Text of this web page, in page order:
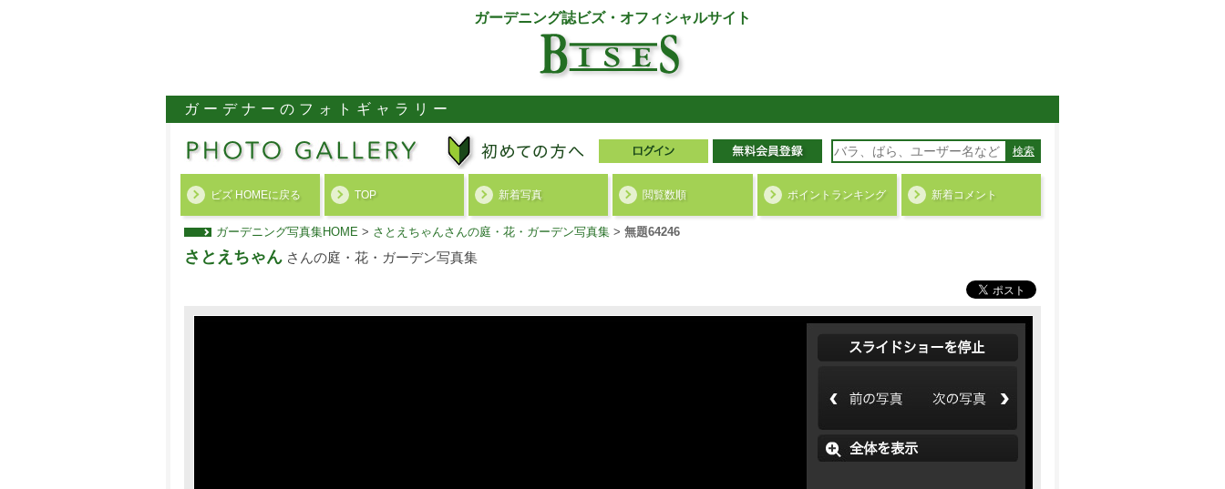
ガーデニング誌ビズ・オフィシャルサイト
ガーデナーのフォトギャラリー
検索
ビズ HOMEに戻る TOP 新着写真 閲覧数順 ポイント ランキング 新着コメント
ガーデニング写真集HOME > さとえちゃんさんの庭・花・ガーデン写真集 > 無題64246
さとえちゃん さんの庭・花・ガーデン写真集